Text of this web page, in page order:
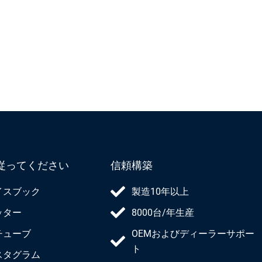
す
す
ってください
スブック
ター
ューブ
タグラム
信頼構築
製造10年以上
8000台/年生産
OEMおよびディーラーサポー
ト